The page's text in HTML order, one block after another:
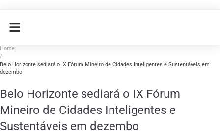
Home
/
Belo Horizonte sediará o IX Fórum Mineiro de Cidades Inteligentes e Sustentáveis em
dezembo
Belo Horizonte sediará o IX Fórum
Mineiro de Cidades Inteligentes e
Sustentáveis em dezembo